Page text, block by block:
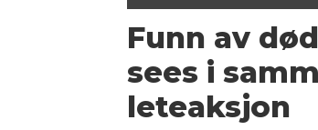
Funn av
sees i
leteaksjon